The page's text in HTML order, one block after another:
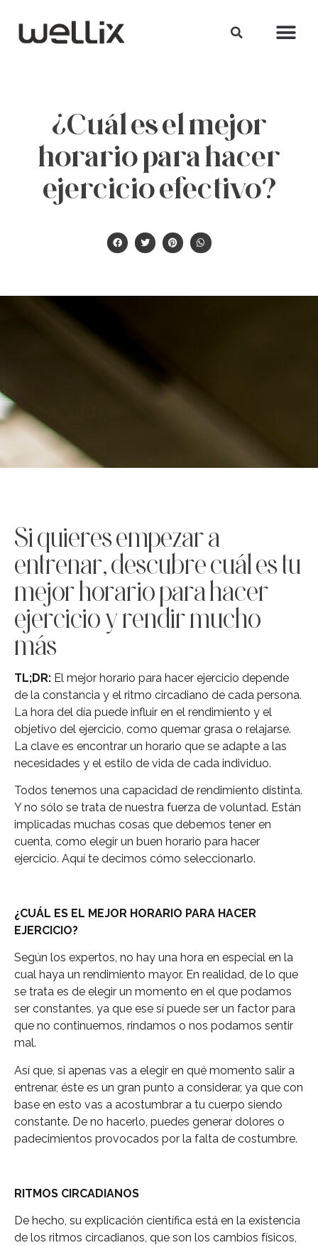
¿Cuál es el mejor
horario para hacer
ejercicio efectivo?
Si quieres empezar a
entrenar, descubre cuál es tu
mejor horario para hacer
ejercicio y rendir mucho
más
TL;DR: El mejor horario para hacer ejercicio depende
de la constancia y el ritmo circadiano de cada persona.
La hora del día puede influir en el rendimiento y el
objetivo del ejercicio, como quemar grasa o relajarse.
La clave es encontrar un horario que se adapte a las
necesidades y el estilo de vida de cada individuo.
Todos tenemos una capacidad de rendimiento distinta.
Y no sólo se trata de nuestra fuerza de voluntad. Están
implicadas muchas cosas que debemos tener en
cuenta, como elegir un buen horario para hacer
ejercicio. Aquí te decimos cómo seleccionarlo.
¿CUÁL ES EL MEJOR HORARIO PARA HACER
EJERCICIO?
Según los expertos, no hay una hora en especial en la
cual haya un rendimiento mayor. En realidad, de lo que
se trata es de elegir un momento en el que podamos
ser constantes, ya que ese sí puede ser un factor para
que no continuemos, rindamos o nos podamos sentir
mal.
Así que, si apenas vas a elegir en qué momento salir a
entrenar, éste es un gran punto a considerar, ya que con
base en esto vas a acostumbrar a tu cuerpo siendo
constante. De no hacerlo, puedes generar dolores o
padecimientos provocados por la falta de costumbre.
RITMOS CIRCADIANOS
De hecho, su explicación científica está en la existencia
de los ritmos circadianos, que son los cambios físicos,